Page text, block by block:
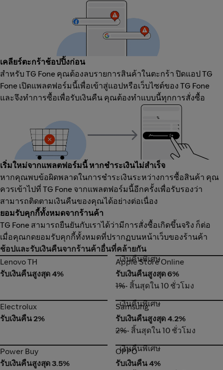
เคลียร์ตะกร้าช้อปปิ้งก่อน
สำหรับ TG Fone คุณต้องลบรายการสินค้าในตะกร้า ปิดแอป TG
Fone เปิดแพลตฟอร์มนี้เพื่อเข้าสู่แอปหรือเว็บไซต์ของ TG Fone
และจึงทำการซื้อเพื่อรับเงินคืน คุณต้องทำแบบนี้ทุกการสั่งซื้อ
เริ่มใหม่จากแพลตฟอร์มนี้ หากชำระเงินไม่สำเร็จ
หากคุณพบข้อผิดพลาดในการชำระเงินระหว่างการซื้อสินค้า คุณ
ควรเข้าไปที่ TG Fone จากแพลตฟอร์มนี้อีกครั้งเพื่อรับรองว่า
สามารถติดตามเงินคืนของคุณได้อย่างต่อเนื่อง
ยอมรับคุกกี้ทั้งหมดจากร้านค้า
TG Fone สามารถยืนยันกับเราได้ว่ามีการสั่งซื้อเกิดขึ้นจริง ก็ต่อ
เมื่อคุณกดยอมรับคุกกี้ทั้งหมดที่ปรากฏบนหน้าเว็บของร้านค้า
ช้อปและรับเงินคืนจากร้านค้าอื่นที่คล้ายกัน
Lenovo TH
Lenovo TH
รับเงินคืนสูงสุด 4%
Apple Store Online
เงินคืนพิเศษ
Apple Store Online
รับเงินคืนสูงสุด 6%
1%• สิ้นสุดใน 10 ชั่วโมง
Electrolux
Electrolux
รับเงินคืน 2%
Samsung
เงินคืนพิเศษ
Samsung
รับเงินคืนสูงสุด 4.2%
2%• สิ้นสุดใน 10 ชั่วโมง
Power Buy
Power Buy
รับเงินคืนสูงสุด 3.5%
OPPO
เงินคืนพิเศษ
OPPO
รับเงินคืน 4%